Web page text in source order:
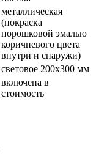
металлическая
(покраска
порошковой эмалью
коричневого цвета
внутри и снаружи)
световое 200х300 мм
включена в
стоимость